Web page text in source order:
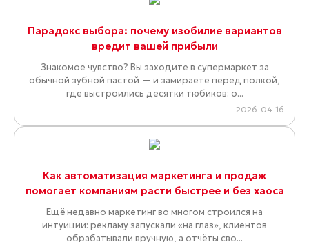
Парадокс выбора: почему изобилие вариантов
вредит вашей прибыли
Знакомое чувство? Вы заходите в супермаркет за
обычной зубной пастой — и замираете перед полкой,
где выстроились десятки тюбиков: о...
2026-04-16
Как автоматизация маркетинга и продаж
помогает компаниям расти быстрее и без хаоса
Ещё недавно маркетинг во многом строился на
интуиции: рекламу запускали «на глаз», клиентов
обрабатывали вручную, а отчёты сво...